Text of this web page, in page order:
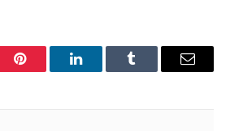
Pinterest LinkedInTumblr Email